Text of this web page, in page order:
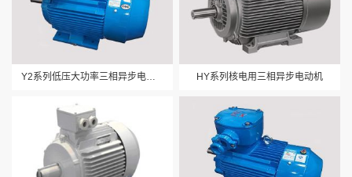
Y2系列低压大功率三相异步电动机 HY系列核电用三相异步电动机